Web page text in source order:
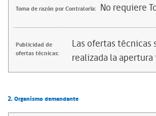
Toma de razón por Contraloría: No requiere
Publicidad de
ofertas técnicas:
Las ofertas
realizada la
2. Organismo demandante